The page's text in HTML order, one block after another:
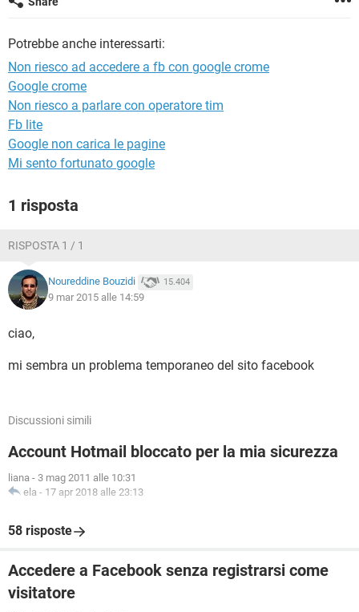
TIKTOK
Potrebbe anche interessarti:
Non riesco ad accedere a fb con google crome
Google crome
Non riesco a parlare con operatore tim
Fb lite
Google non carica le pagine
Mi sento fortunato google
1 risposta
RISPOSTA 1 / 1
Noureddine Bouzidi 15.404
9 mar 2015 alle 14:59
ciao,
mi sembra un problema temporaneo del sito facebook
Discussioni simili
Account Hotmail bloccato per la mia sicurezza
liana - 3 mag 2011 alle 10:31
ela - 17 apr 2018 alle 23:13
58 risposte
Accedere a Facebook senza registrarsi come
visitatore